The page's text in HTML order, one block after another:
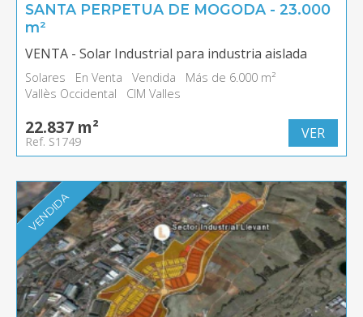
SANTA PERPETUA DE MOGODA - 23.000
m²
VENTA - Solar Industrial para industria aislada
Solares En Venta Vendida
Más de 6.000 m²
Vallès Occidental
CIM Valles
22.837 m²
Ref. S1749 VER
VENDIDA